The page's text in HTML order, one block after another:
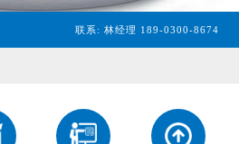
联系: 林经理 189-0300-8674